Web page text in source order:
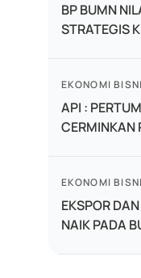
BP BUMN
STRATEGIS
EKONOMI
API :
CERMINKAN
EKONOMI
EKSPOR
NAIK PADA